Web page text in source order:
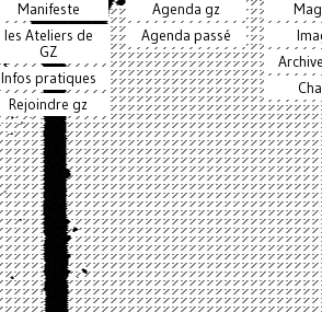
Manifeste
les Ateliers de
GZ
Infos pratiques
Rejoindre gz
Agenda gz
Agenda passé